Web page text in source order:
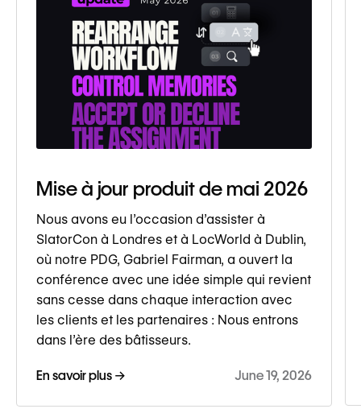
Mise à jour produit de mai 2026
Nous avons eu l’occasion d’assister à
SlatorCon à Londres et à LocWorld à Dublin,
où notre PDG, Gabriel Fairman, a ouvert la
conférence avec une idée simple qui revient
sans cesse dans chaque interaction avec
les clients et les partenaires : Nous entrons
dans l’ère des bâtisseurs.
En savoir plus → June 19, 2026